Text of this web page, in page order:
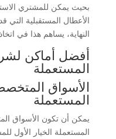
بحيث يمكن للمشتري
الأعطال المستقبلية
النهاية، يساهم هذا في
أفضل أماكن
المستعملة
الأسواق
المستعملة
يمكن أن تكون الأسواق
المستعملة الخيار الأول